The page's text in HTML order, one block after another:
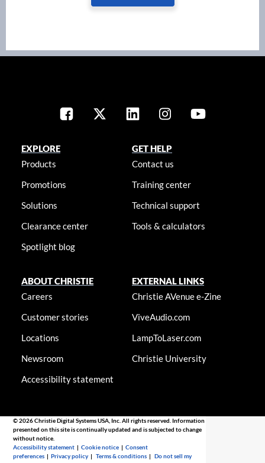
EXPLORE
Products
Promotions
Solutions
Clearance center
Spotlight blog
GET HELP
Contact us
Training center
Technical support
Tools & calculators
ABOUT CHRISTIE
Careers
Customer stories
Locations
Newsroom
Accessibility statement
EXTERNAL LINKS
Christie AVenue e-Zine
ViveAudio.com
LampToLaser.com
Christie University
© 2026 Christie Digital Systems USA, Inc. All rights reserved. Information
presented on this site is continually updated and is subjected to change
without notice.
Accessibility statement |Cookie notice |Consent
preferences |Privacy policy |Terms & conditions |Do not sell my